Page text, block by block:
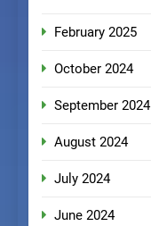
February 2025
October 2024
September 2024
August 2024
July 2024
June 2024